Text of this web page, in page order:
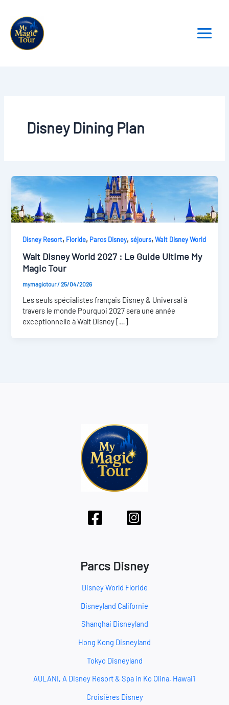
contenu
Disney Dining Plan
Disney Resort, Floride, Parcs Disney,séjours,Walt Disney World
Walt Disney World 2027 : Le Guide Ultime My
Magic Tour
mymagictour/25/04/2026
Les seuls spécialistes français Disney & Universal à
travers le monde Pourquoi 2027 sera une année
exceptionnelle à Walt Disney […]
Parcs Disney
Disney World Floride
Disneyland Californie
Shanghai Disneyland
Hong Kong Disneyland
Tokyo Disneyland
AULANI, A Disney Resort & Spa in Ko Olina, Hawai‘i
Croisières Disney